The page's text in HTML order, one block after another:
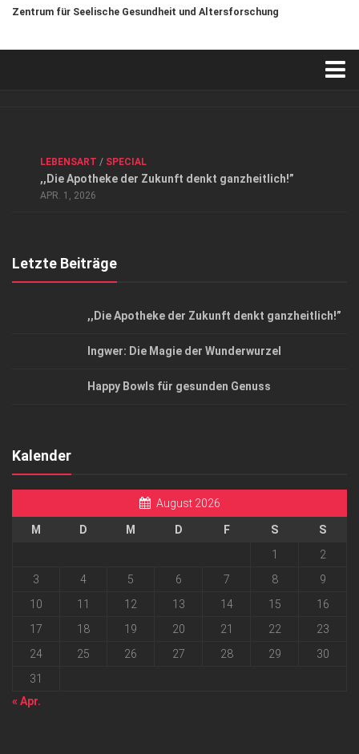
Zentrum für Seelische Gesundheit und Altersforschung
Datenschutzerklärung
Top Magazin Dresden / Ostsachsen
LEBENSART / SPECIAL
,,Die Apotheke der Zukunft denkt ganzheitlich!”
APR. 1, 2026
Letzte Beiträge
,,Die Apotheke der Zukunft denkt ganzheitlich!”
Ingwer: Die Magie der Wunderwurzel
Happy Bowls für gesunden Genuss
Kalender
August 2026
M D M D F S
S
1
2
3
4 5 6 7 8
9
10
11 12 13 14 15
16
17
18 19 20 21 22
23
24
25 26 27 28 29
30
31
« Apr.